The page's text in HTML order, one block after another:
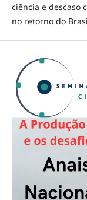
ciência e descaso
no retorno do